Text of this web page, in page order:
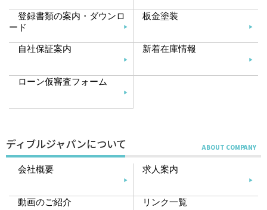
登録書類の案内・ダウンロ
ード
板金塗装
自社保証案内 新着在庫情報
ローン仮審査フォーム
ディブルジャパンについて
会社概要 求人案内
動画のご紹介 リンク一覧